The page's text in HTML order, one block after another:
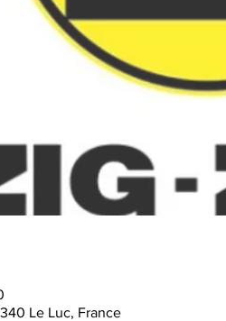
Le Luc, France